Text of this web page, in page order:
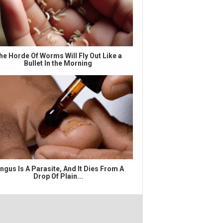
Horde Of Worms Will Fly Out Like a
Bullet In the Morning
Is A Parasite, And It Dies From A
Drop Of Plain...